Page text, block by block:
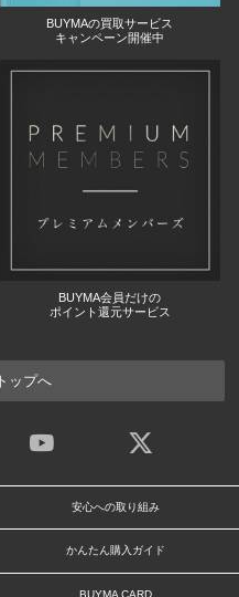
BUYMAの買取サービス
キャンペーン開催中
BUYMA会員だけの
ポイント還元サービス
ップへ
安心への取り組み
かんたん購入ガイド